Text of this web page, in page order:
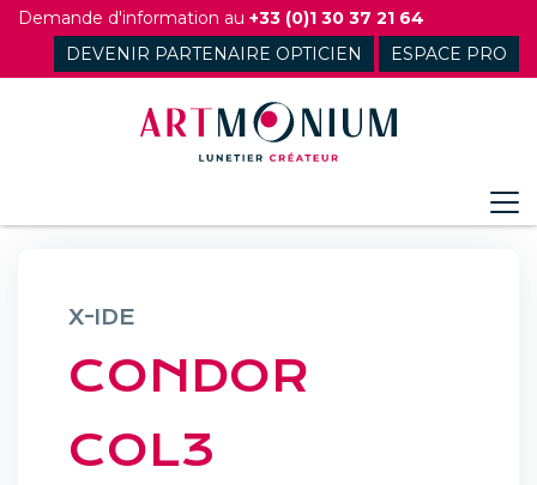
Skip
content
Demande d'information au +33 (0)1 30 37 21 64
DEVENIR PARTENAIRE OPTICIEN
ESPACE PRO
X-IDE
CONDOR
COL3